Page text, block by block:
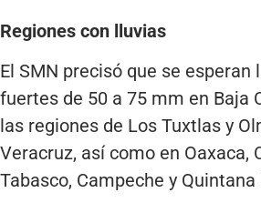
Regiones con lluvias
El SMN precisó que se esperan
fuertes de 50 a 75 mm en Baja
las regiones de Los Tuxtlas y
Veracruz, así como en Oaxaca,
Tabasco, Campeche y Quintana